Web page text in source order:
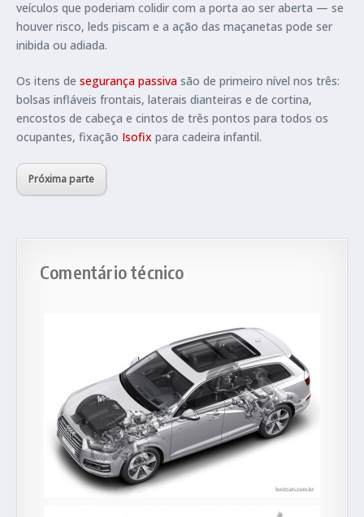
veículos que poderiam colidir com a porta ao ser aberta — se
houver risco, leds piscam e a ação das maçanetas pode ser
inibida ou adiada.
Os itens de segurança passiva são de primeiro nível nos três:
bolsas infláveis frontais, laterais dianteiras e de cortina,
encostos de cabeça e cintos de três pontos para todos os
ocupantes, fixação Isofix para cadeira infantil.
Próxima parte
Comentário técnico